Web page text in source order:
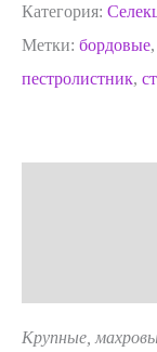
Категория:
Метки: бордовые,
пестролистник,
Крупные,